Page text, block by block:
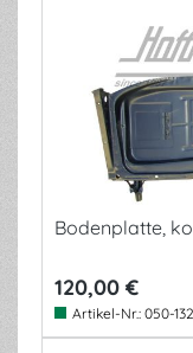
Bodenplatte,
120,00 €
Artikel-Nr.: 050-